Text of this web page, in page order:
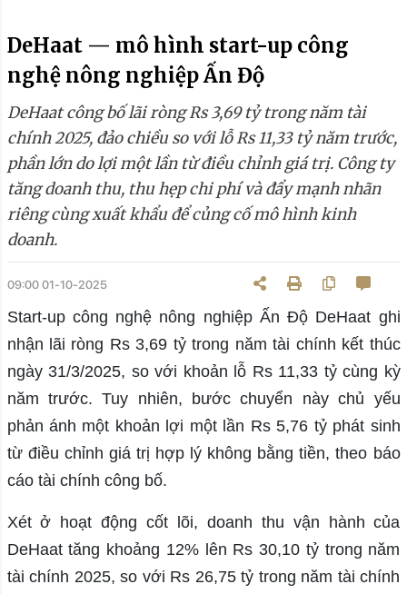
DeHaat — mô hình start-up công
nghệ nông nghiệp Ấn Độ
DeHaat công bố lãi ròng Rs 3,69 tỷ trong năm tài
chính 2025, đảo chiều so với lỗ Rs 11,33 tỷ năm trước,
phần lớn do lợi một lần từ điều chỉnh giá trị. Công ty
tăng doanh thu, thu hẹp chi phí và đẩy mạnh nhãn
riêng cùng xuất khẩu để củng cố mô hình kinh
doanh.
09:00 01-10-2025
Start-up công nghệ nông nghiệp Ấn Độ DeHaat ghi
nhận lãi ròng Rs 3,69 tỷ trong năm tài chính kết thúc
ngày 31/3/2025, so với khoản lỗ Rs 11,33 tỷ cùng kỳ
năm trước. Tuy nhiên, bước chuyển này chủ yếu
phản ánh một khoản lợi một lần Rs 5,76 tỷ phát sinh
từ điều chỉnh giá trị hợp lý không bằng tiền, theo báo
cáo tài chính công bố.
Xét ở hoạt động cốt lõi, doanh thu vận hành của
DeHaat tăng khoảng 12% lên Rs 30,10 tỷ trong năm
tài chính 2025, so với Rs 26,75 tỷ trong năm tài chính